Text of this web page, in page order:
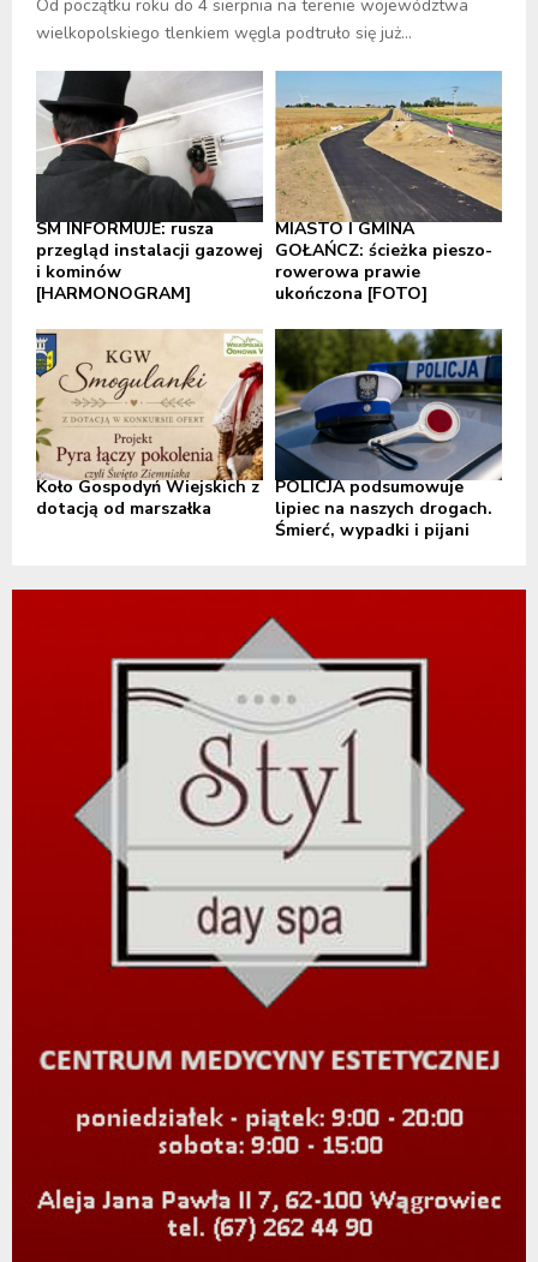
Od początku roku do 4 sierpnia na terenie województwa
wielkopolskiego tlenkiem węgla podtruło się już...
SM INFORMUJE: rusza
przegląd instalacji gazowej
i kominów
[HARMONOGRAM]
MIASTO I GMINA
GOŁAŃCZ: ścieżka pieszo-
rowerowa prawie
ukończona [FOTO]
Koło Gospodyń Wiejskich z
dotacją od marszałka
POLICJA podsumowuje
lipiec na naszych drogach.
Śmierć, wypadki i pijani